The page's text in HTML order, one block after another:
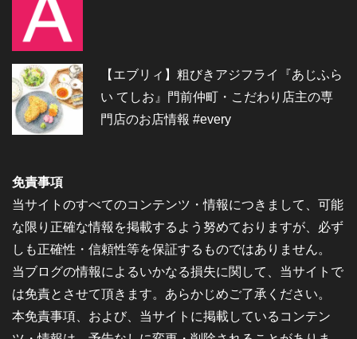
【エブリィ】粗びきアジフライ『あじふら
い てしお』門前仲町・こだわり店主の専
門店のお店情報 #every
免責事項
当サイトのすべてのコンテンツ・情報につきまして、可能
な限り正確な情報を掲載するよう努めておりますが、必ず
しも正確性・信頼性等を保証するものではありません。
当ブログの情報によるいかなる損失に関して、当サイトで
は免責とさせて頂きます。あらかじめご了承ください。
本免責事項、および、当サイトに掲載しているコンテン